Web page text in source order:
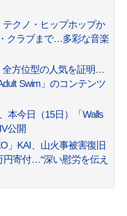
テクノ・ヒップホップか
クラブまで…多彩な音楽
全方位型の人気を証明…
Swim」のコンテンツ
本今日（15日）「Walls
公開
」KAI、山火事被害復旧
円寄付…“深い慰労を伝え